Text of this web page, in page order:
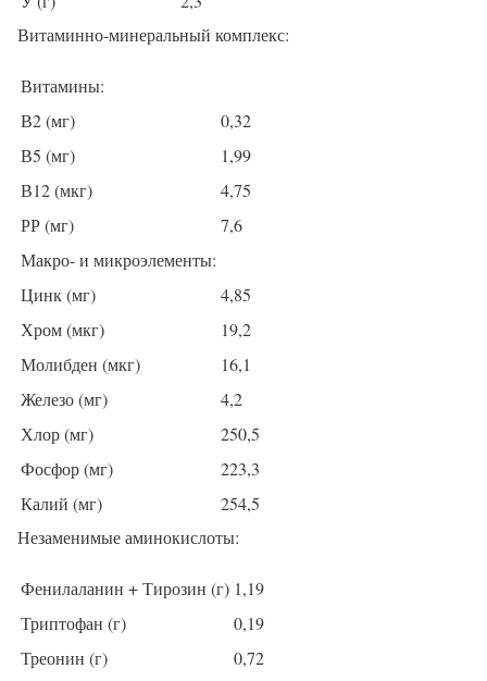
Витаминно-минеральный комплекс:
Витамины:
В2 (мг)
0,32
В5 (мг)
1,99
В12 (мкг)
4,75
РР (мг)
7,6
Макро- и микроэлементы:
Цинк (мг)
4,85
Хром (мкг)
19,2
Молибден (мкг)
16,1
Железо (мг)
4,2
Хлор (мг)
250,5
Фосфор (мг)
223,3
Калий (мг)
254,5
Незаменимые аминокислоты:
Фенилаланин + Тирозин (г) 1,19
Триптофан (г)
0,19
Треонин (г)
0,72